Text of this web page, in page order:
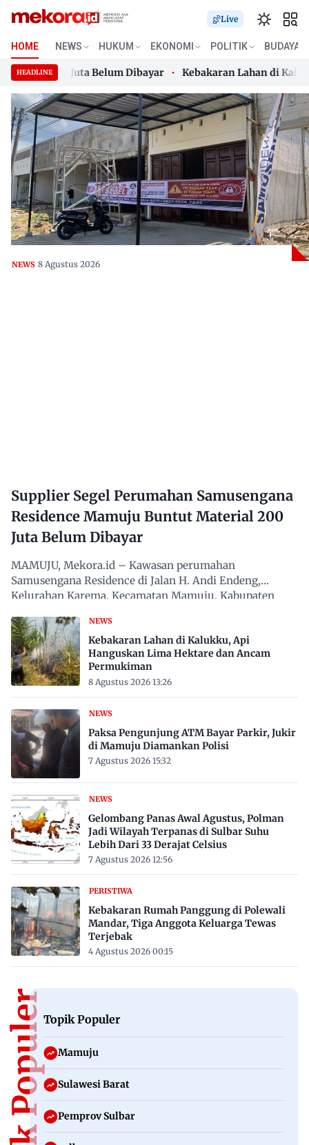
Skip
content
Live
HOME NEWS HUKUM EKONOMI POLITIK BUDAYA
HEADLINE
200 Juta Belum Dibayar Kebakaran Lahan di Kalukku,
200 Juta Belum Dibayar Kebakaran Lahan di Kalukku,
NEWS 8 Agustus 2026
Supplier Segel Perumahan Samusengana
Residence Mamuju Buntut Material 200
Juta Belum Dibayar
MAMUJU, Mekora.id – Kawasan perumahan
Samusengana Residence di Jalan H. Andi Endeng,
Kelurahan Karema, Kecamatan Mamuju, Kabupaten
NEWS
Kebakaran Lahan di Kalukku, Api
Hanguskan Lima Hektare dan Ancam
Permukiman
8 Agustus 2026 13:26
NEWS
Paksa Pengunjung ATM Bayar Parkir, Jukir
di Mamuju Diamankan Polisi
7 Agustus 2026 15:32
NEWS
Gelombang Panas Awal Agustus, Polman
Jadi Wilayah Terpanas di Sulbar Suhu
Lebih Dari 33 Derajat Celsius
7 Agustus 2026 12:56
PERISTIWA
Kebakaran Rumah Panggung di Polewali
Mandar, Tiga Anggota Keluarga Tewas
Terjebak
4 Agustus 2026 00:15
Topik Populer
Mamuju
Sulawesi Barat
Pemprov Sulbar